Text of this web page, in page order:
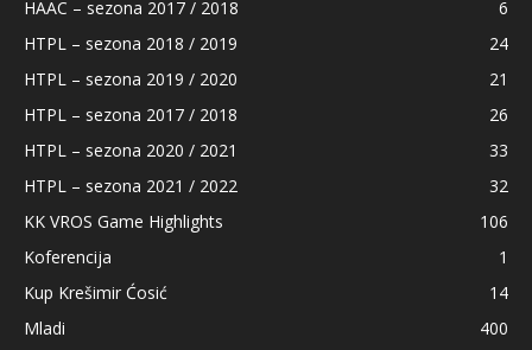
HAAC – sezona 2017 / 2018
6
HTPL – sezona 2018 / 2019
24
HTPL – sezona 2019 / 2020
21
HTPL – sezona 2017 / 2018
26
HTPL – sezona 2020 / 2021
33
HTPL – sezona 2021 / 2022
32
KK VROS Game Highlights
106
Koferencija
1
Kup Krešimir Ćosić
14
Mladi
400